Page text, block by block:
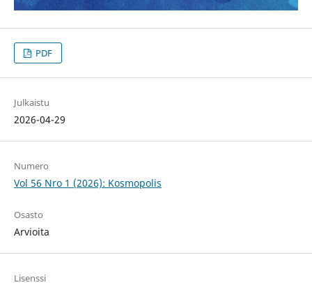
PDF
Julkaistu
2026-04-29
Numero
Vol 56 Nro 1 (2026): Kosmopolis
Osasto
Arvioita
Lisenssi